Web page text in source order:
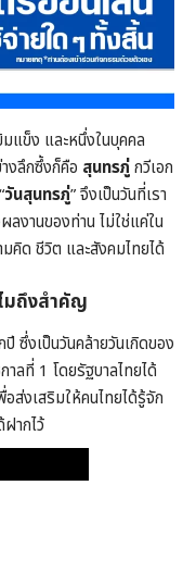
แข็ง และหนึ่งในบุคคล
งลึกซึ้งก็คือ สุนทรภู่กวีเอก
วันสุนทรภู่” จึงเป็นวันที่เรา
ลงานของท่าน ไม่ใช่แค่ใน
คิด ชีวิต และสังคมไทยได้
มถึงสำคัญ
ซึ่งเป็นวันคล้ายวันเกิดของ
ลที่ 1 โดยรัฐบาลไทยได้
ส่งเสริมให้คนไทยได้รู้จัก
ากไว้